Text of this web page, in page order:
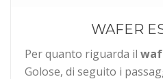
WAFER
Per quanto riguarda il
Golose, di seguito i